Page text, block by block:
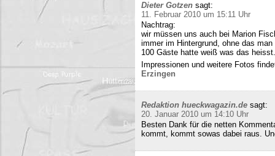
Dieter Gotzen sagt:
11. Februar 2010 um 15:11 Uhr
Nachtrag:
wir müssen uns auch bei Marion
immer im Hintergrund, ohne das
100 Gäste hatte weiß was das heisst.
Impressionen und weitere Fotos
Erzingen
Redaktion hueckwagazin.de sagt:
20. Januar 2010 um 14:10 Uhr
Besten Dank für die netten
kommt, kommt sowas dabei raus.